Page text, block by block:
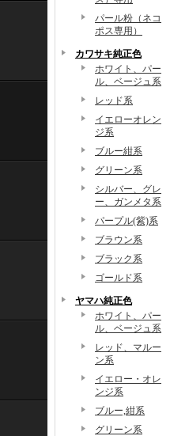
パール粉（ネコ
ポス専用）
カワサキ純正色
ホワイト、パー
ル、ベージュ系
レッド系
イエローオレン
ジ系
ブルー紺系
グリーン系
シルバー、グレ
ー、ガンメタ系
パープル(紫)系
ブラウン系
ブラック系
ゴールド系
ヤマハ純正色
ホワイト、パー
ル、ベージュ系
レッド、マルー
ン系
イエロー・オレ
ンジ系
ブルー,紺系
グリーン系